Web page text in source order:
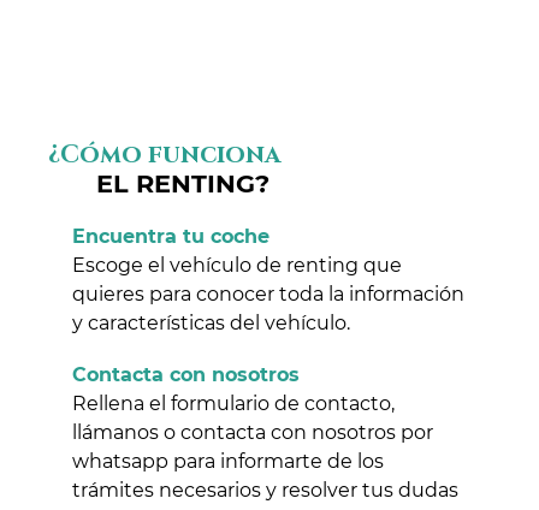
¿Cómo funciona
EL RENTING?
Encuentra tu coche
Escoge el vehículo de renting que
quieres para conocer toda la información
y características del vehículo.
Contacta con nosotros
Rellena el formulario de contacto,
llámanos o contacta con nosotros por
whatsapp para informarte de los
trámites necesarios y resolver tus dudas